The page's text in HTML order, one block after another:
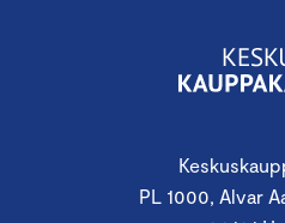
PL 1000, Alvar